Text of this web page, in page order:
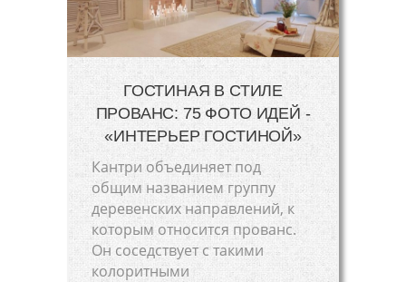
ГОСТИНАЯ В СТИЛЕ
ПРОВАНС: 75 ФОТО ИДЕЙ -
«ИНТЕРЬЕР ГОСТИНОЙ»
Кантри объединяет под
общим названием группу
деревенских направлений, к
которым относится прованс.
Он соседствует с такими
колоритными